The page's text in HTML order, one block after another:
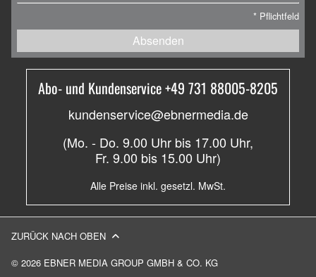
* Pflichtfeld
Absenden
Abo- und Kundenservice +49 731 88005-8205
kundenservice@ebnermedia.de
(Mo. - Do. 9.00 Uhr bis 17.00 Uhr,
Fr. 9.00 bis 15.00 Uhr)
Alle Preise inkl. gesetzl. MwSt.
© 2026 EBNER MEDIA GROUP GMBH & CO. KG
ZURÜCK NACH OBEN